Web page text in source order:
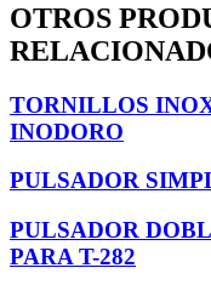
OTROS
TORNILLOS
INODORO
PULSADOR
PULSADOR
PARA T-282